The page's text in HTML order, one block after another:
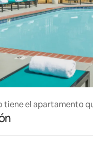
tiene el apartamento